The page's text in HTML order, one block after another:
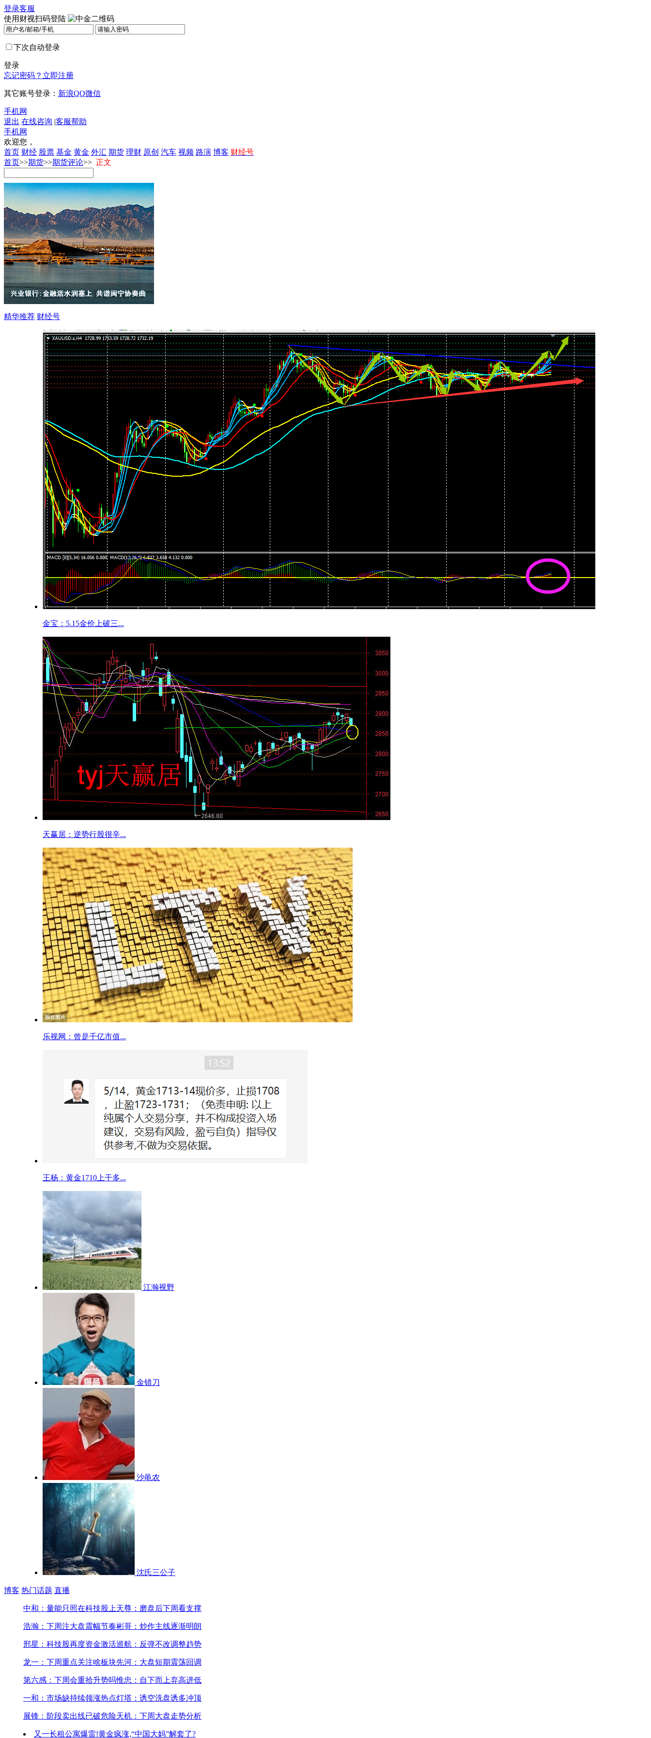
登录客服
使用财视扫码登陆
下次自动登录
登录
忘记密码？ 立即注册
其它账号登录： 新浪QQ微信
手机网
退出 在线咨询 |客服帮助
手机网
欢迎您，
首页 财经 股票 基金 黄金 外汇 期货 理财 原创 汽车 视频 路演 博客 财经号
首页>>期货>>期货评论>> 正文
精华推荐 财经号
金宝：5.15金价上破三...
天赢居：逆势行股很辛...
乐视网：曾是千亿市值...
王杨：黄金1710上干多...
江瀚视野
金错刀
沙黾农
沈氏三公子
博客 热门话题 直播
中和：量能只照在科技股上天尊：磨盘后下周看支撑
浩瀚：下周注大盘震幅节奏彬哥：炒作主线逐渐明朗
邢星：科技股再度资金激活巡航：反弹不改调整趋势
龙一：下周重点关注啥板块先河：大盘短期震荡回调
第六感：下周会重拾升势吗惟忠：自下而上弃高进低
一和：市场缺持续领涨热点灯塔：诱空洗盘诱多冲顶
展锋：阶段卖出线已破危险天机：下周大盘走势分析
又一长租公寓爆雷!黄金疯涨,“中国大妈”解套了?